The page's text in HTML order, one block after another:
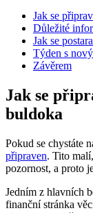
Jak se
Důležité
Jak se
Týden s
Závěrem
Jak se
buldoka
Pokud se chystáte
připraven. Tito
pozornost, a proto
Jedním z hlavních
finanční stránka